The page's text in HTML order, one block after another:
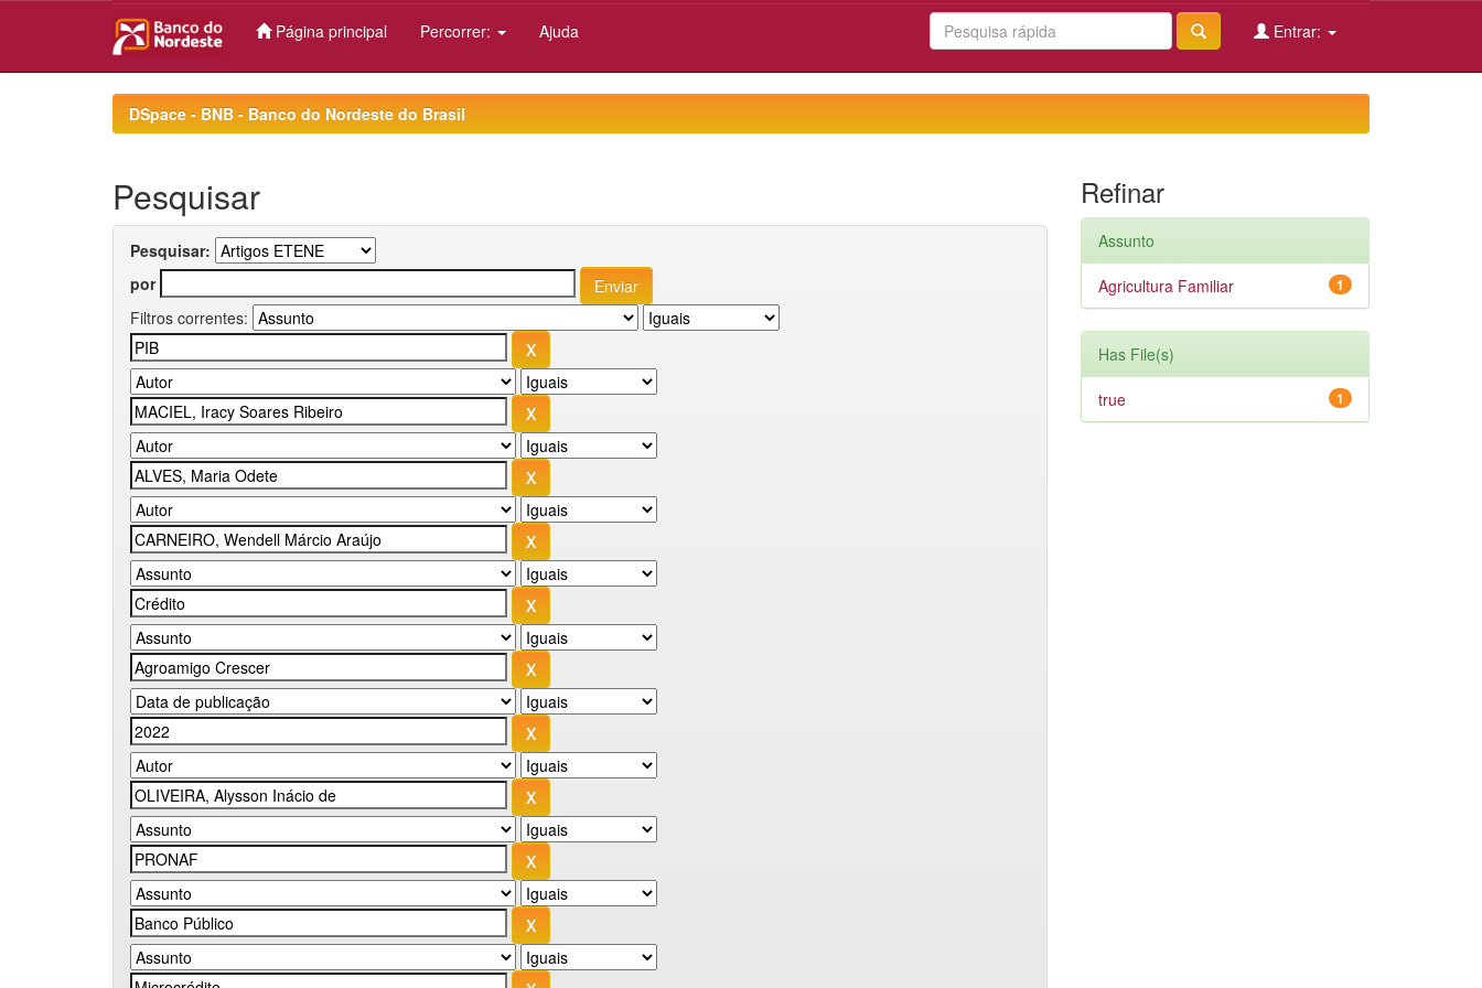
Página principal Percorrer: Ajuda Entrar:
DSpace - BNB - Banco do Nordeste do Brasil
Pesquisar
Pesquisar:
por
Filtros correntes:
Refinar
Assunto
1
Agricultura Familiar
Has File(s)
1
true